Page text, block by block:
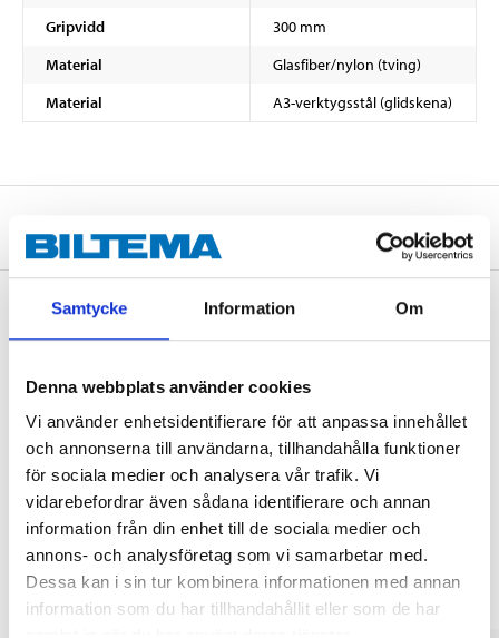
Samtycke Information Om
Denna webbplats använder cookies
Vi använder enhetsidentifierare för att anpassa innehållet
och annonserna till användarna, tillhandahålla funktioner
för sociala medier och analysera vår trafik. Vi
vidarebefordrar även sådana identifierare och annan
information från din enhet till de sociala medier och
annons- och analysföretag som vi samarbetar med.
Dessa kan i sin tur kombinera informationen med annan
information som du har tillhandahållit eller som de har
Gripvidd
300 mm
Material
Glasfiber/nylon (tving)
Material
A3-verktygsstål (glidskena)
Om tillverkaren
Köp & Hämta i ditt varuhus inom 2 timmar! För mer information om
tjänsten och våra villkor.
LÄS MER
Andra kunder köpte också